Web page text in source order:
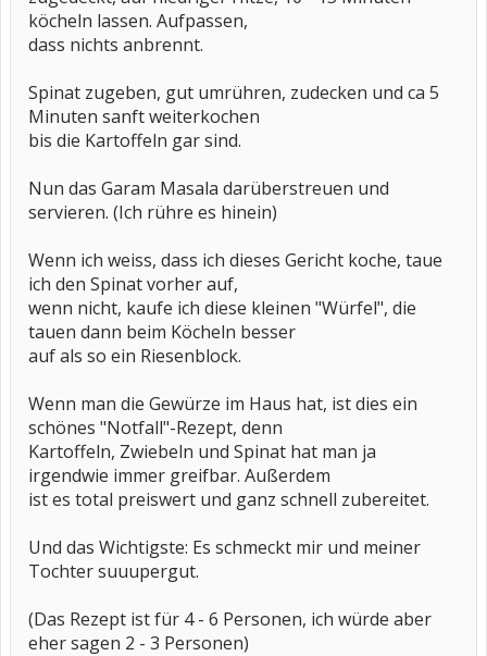
köcheln lassen. Aufpassen,
dass nichts anbrennt.
Spinat zugeben, gut umrühren, zudecken und ca 5
Minuten sanft weiterkochen
bis die Kartoffeln gar sind.
Nun das Garam Masala darüberstreuen und
servieren. (Ich rühre es hinein)
Wenn ich weiss, dass ich dieses Gericht koche, taue
ich den Spinat vorher auf,
wenn nicht, kaufe ich diese kleinen "Würfel", die
tauen dann beim Köcheln besser
auf als so ein Riesenblock.
Wenn man die Gewürze im Haus hat, ist dies ein
schönes "Notfall"-Rezept, denn
Kartoffeln, Zwiebeln und Spinat hat man ja
irgendwie immer greifbar. Außerdem
ist es total preiswert und ganz schnell zubereitet.
Und das Wichtigste: Es schmeckt mir und meiner
Tochter suuupergut.
(Das Rezept ist für 4 - 6 Personen, ich würde aber
eher sagen 2 - 3 Personen)